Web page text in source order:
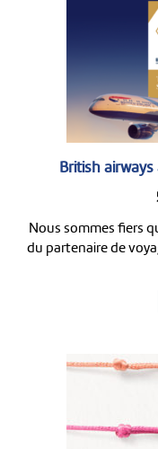
British
Nous sommes fiers
du partenaire de